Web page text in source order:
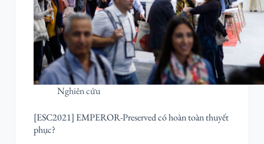
Nghiên cứu
[ESC2021] EMPEROR-Preserved có hoàn toàn thuyết
phục?